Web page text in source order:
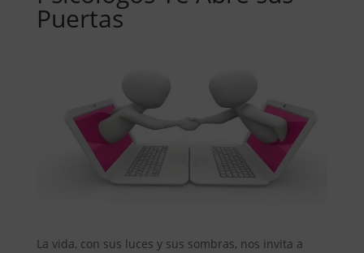
Puertas
La vida, con sus luces y sus sombras, nos invita a